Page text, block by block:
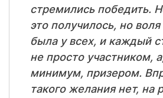
стремились победить.
это получилось, но
была у всех, и каждый
не просто участником,
минимум, призером.
такого желания нет, на